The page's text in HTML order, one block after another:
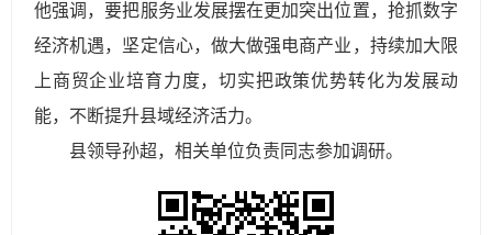
他强调，要把服务业发展摆在更加突出位置，抢抓数字
经济机遇，坚定信心，做大做强电商产业，持续加大限
上商贸企业培育力度，切实把政策优势转化为发展动
能，不断提升县域经济活力。
县领导孙超，相关单位负责同志参加调研。